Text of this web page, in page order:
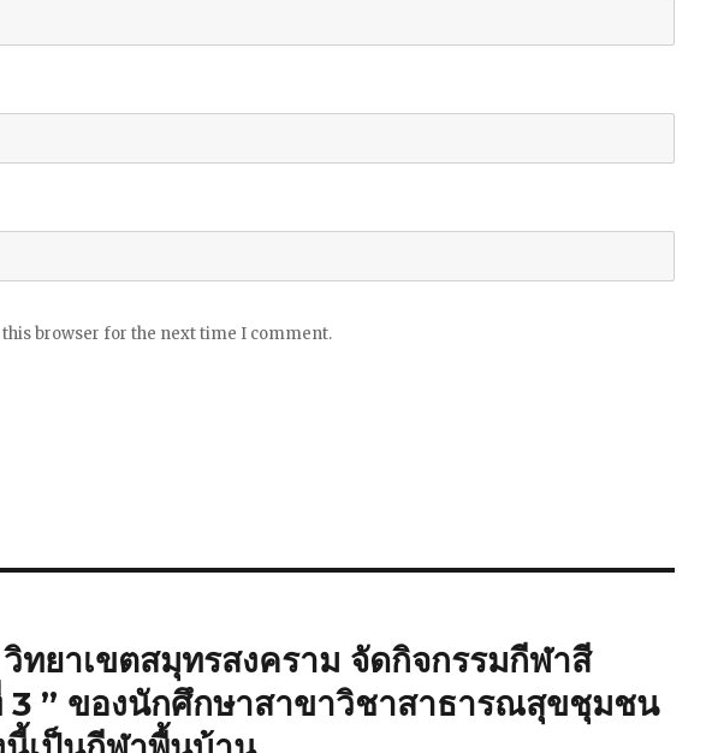
browser for the next time I comment.
ทยาเขตสมุทรสงคราม จัดกิจกรรมกีฬาสี
3 ” ของนักศึกษาสาขาวิชาสาธารณสุขชุมชน